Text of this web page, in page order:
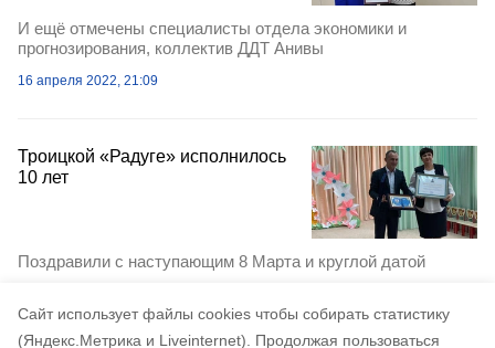
Cайт использует файлы cookies чтобы собирать статистику
(Яндекс.Метрика и Liveinternet).
Продолжая пользоваться
И ещё отмечены специалисты отдела экономики и
прогнозирования, коллектив ДДТ Анивы
16 апреля 2022, 21:09
Троицкой «Радуге» исполнилось
10 лет
Поздравили с наступающим 8 Марта и круглой датой